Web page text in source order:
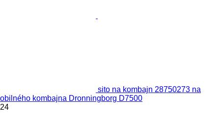
sito na kombajn 28750273 na
obilného kombajna Dronningborg D7500
24